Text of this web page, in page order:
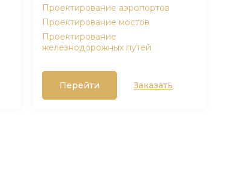
Проектирование аэропортов
Проектирование мостов
Проектирование
железнодорожных путей
Перейти Заказать